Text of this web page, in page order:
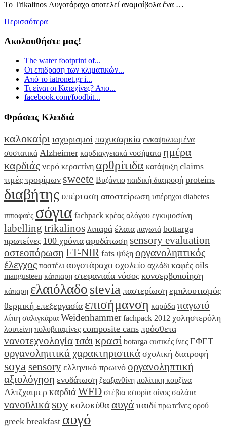
Το Trikalinos Αυγοτάραχο αποτελεί αναμφίβολα ένα …
Περισσότερα
Ακολουθήστε μας!
The water footprint of...
Οι επιδραση των κλιματικών...
Από το iatronet.gr i...
Τι είναι οι Κατεχίνες? Απο...
facebook.com/foodbit...
Φράσεις Κλειδιά
καλοκαίρι ισχυρισμοί παχυσαρκία ενκαψυλιωμένα
συστατικά Alzheimer καρδιαγγειακά νοσήματα ημέρα
καρδιάς νερό κερσετίνη αρθρίτιδα κατάψυξη claims
τιμές τροφίμων sweete Βυζάντιο παιδική διατροφή proteins
διαβήτης υπέρταση αποστείρωση υπέρηχοι diabetes
ιπποφαές σόγια fachpack κρέας αλόγου εγκυμοσύνη
labelling trikalinos λιπαρά έλαια παγωτά bottarga
πρωτείνες 100 χρόνια αφυδάτωση sensory evaluation
οστεοπόρωση FT-NIR fats ψύξη οργανοληπτικός
έλεγχος παστέλι αυγοτάραχο σχολείο αχλάδι καφές oils
mangusteen κάππαρη στεφανιαία νόσος κονσερβοποίηση
κάπαρη ελαιόλαδο stevia παστερίωση εμπλουτισμός
θερμική επεξεργασία επισήμανση καρύδα παγωτό
λίπη σαλιγκάρια Weidenhammer fachpack 2012 χοληστερόλη
λουτείνη πολυβιταμίνες composite cans πρόσθετα
νανοτεχνολογίατσάι κρασί botarga φυτικές ίνες ΕΦΕΤ
οργανοληπτικά χαρακτηριστικά σχολική διατροφή
soya sensory ελληνικό πρωινό οργανοληπτική
αξιολόγηση ενυδάτωση ζεαξανθίνη πολίτικη κουζίνα
Αλτζχαιμερ καρδιάWFD στέβια ιστορία οίνος σαλάτα
νανοϋλικά soyκολοκύθααυγά παιδί πρωτεΐνες ορού
greek breakfast αυγό